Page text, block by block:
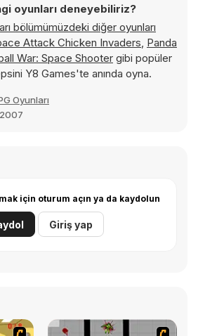
oyunları deneyebiliriz?
bölümümüzdeki diğer oyunları
Attack Chicken Invaders, Panda
War: Space Shooter gibi popüler
Y8 Games'te anında oyna.
Oyunları
için oturum açın ya da kaydolun
Giriş yap